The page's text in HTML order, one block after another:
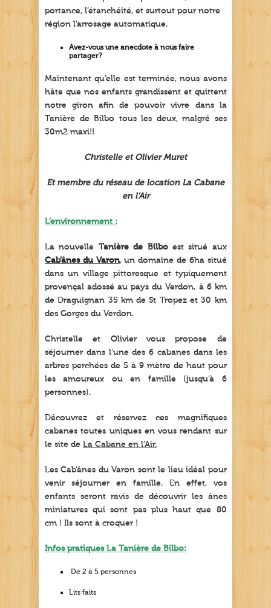
portance, l’étanchéité, et surtout pour notre
région l’arrosage automatique.
Avez-vous une anecdote à nous faire
partager?
Maintenant qu’elle est terminée, nous avons
hâte que nos enfants grandissent et quittent
notre giron afin de pouvoir vivre dans la
Tanière de Bilbo tous les deux, malgré ses
30m2 maxi!!
Christelle et Olivier Muret
Et membre du réseau de location La Cabane
en l’Air
L’environnement :
La nouvelle Tanière de Bilboest situé aux
Cab’ânes du Varon, un domaine de 6ha situé
dans un village pittoresque et typiquement
provençal adossé au pays du Verdon, à 6 km
de Draguignan 35 km de St Tropez et 30 km
des Gorges du Verdon.
Christelle et Olivier vous propose de
séjourner dans l’une des 6 cabanes dans les
arbres perchées de 5 à 9 mètre de haut pour
les amoureux ou en famille (jusqu’à 6
personnes).
Découvrez et réservez ces magnifiques
cabanes toutes uniques en vous rendant sur
le site de La Cabane en l’Air.
Les Cab’ânes du Varon sont le lieu idéal pour
venir séjourner en famille. En effet, vos
enfants seront ravis de découvrir les ânes
miniatures qui sont pas plus haut que 80
cm ! Ils sont à croquer !
Infos pratiques La Tanière de Bilbo:
De 2 à 5 personnes
Lits faits